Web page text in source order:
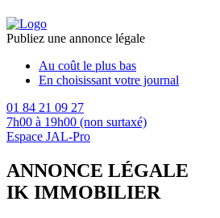
Publiez une annonce légale
Au coût le plus bas
En choisissant votre journal
01 84 21 09 27
7h00 à 19h00 (non surtaxé)
Espace JAL-Pro
ANNONCE LÉGALE
IK IMMOBILIER